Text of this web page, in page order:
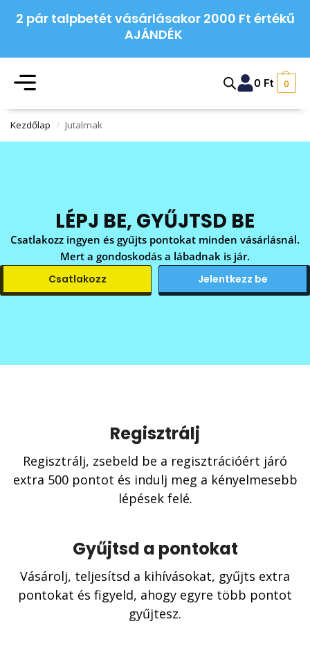
2 pár talpbetét vásárlásakor 2000 Ft értékű
AJÁNDÉK
0 Ft 0
Kezdőlap / Jutalmak
LÉPJ BE, GYŰJTSD BE
Csatlakozz ingyen és gyűjts pontokat minden vásárlásnál.
Mert a gondoskodás a lábadnak is jár.
Csatlakozz
Jelentkezz be
Regisztrálj
Regisztrálj, zsebeld be a regisztrációért járó
extra 500 pontot és indulj meg a kényelmesebb
lépések felé.
Gyűjtsd a pontokat
Vásárolj, teljesítsd a kihívásokat, gyűjts extra
pontokat és figyeld, ahogy egyre több pontot
gyűjtesz.